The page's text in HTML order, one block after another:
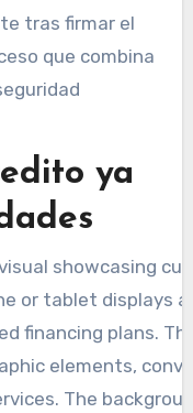
tras firmar el
que combina
ya